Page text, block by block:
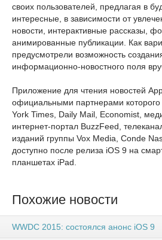
своих пользователей, предлагая в
интересные, в зависимости от
новости, интерактивные рассказы,
анимированные публикации. Как
предусмотрели возможность
информационно-новостного поля
Приложение для чтения новостей
официальными партнерами которого
York Times, Daily Mail, Economist,
интернет-портал BuzzFeed,
изданий группы Vox Media, Conde
доступно после релиза iOS 9 на
планшетах iPad.
Похожие новости
WWDC 2015: состоялся анонс iOS 9